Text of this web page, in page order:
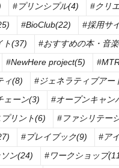
#プリンシプル(4)
#クリ
#BioClub(22)
#採用サ
ト(37)
#おすすめの本・音
#NewHere project(5)
ィ(8)
#ジェネラティブアー
ェーン(3)
#オープンキャン
リント(6)
#ファシリテー
#プレイブック(9)
#ア
ン(24)
#ワークショップ